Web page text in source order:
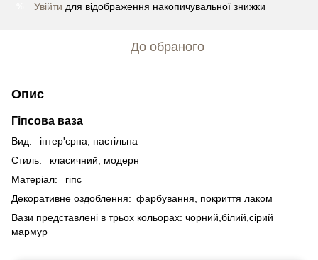
Увійти для відображення накопичувальної знижки
До обраного
Опис
Гіпсова ваза
Вид: інтер'єрна, настільна
Стиль: класичний, модерн
Матеріал: гіпс
Декоративне оздоблення: фарбування, покриття лаком
Вази представлені в трьох кольорах: чорний,білий,сірий
мармур